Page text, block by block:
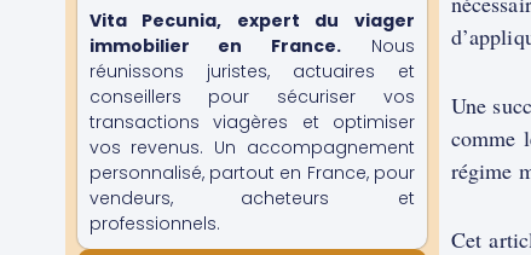
Vita Pecunia, expert du viager
immobilier en France. Nous
réunissons juristes, actuaires et
conseillers pour sécuriser vos
transactions viagères et optimiser
vos revenus. Un accompagnement
personnalisé, partout en France, pour
vendeurs, acheteurs et
professionnels.
Une
comme
régime
Cet